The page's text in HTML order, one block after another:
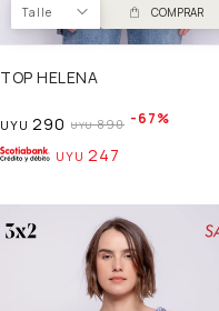
Talle COMPRAR
TOP HELENA
UYU 290 UYU 890 67
UYU 247